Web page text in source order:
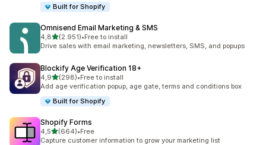
Built for Shopify
Omnisend Email Marketing & SMS
4,8de 5 estrelas
(2.951)
2951 total de avaliações
•Free to install
Drive sales with email marketing, newsletters, SMS, and popups
Blockify Age Verification 18+
4,9de 5 estrelas
(298)
298 total de avaliações
•Free to install
Add age verification popup, age gate, terms and conditions box
Built for Shopify
Shopify Forms
4,5de 5 estrelas
(664)
664 total de avaliações
•Free
Capture customer information to grow your marketing list